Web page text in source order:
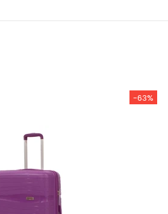
-63%